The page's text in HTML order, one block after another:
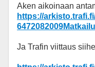
Aken aikoinaan
https://
Ja Trafin viittaus